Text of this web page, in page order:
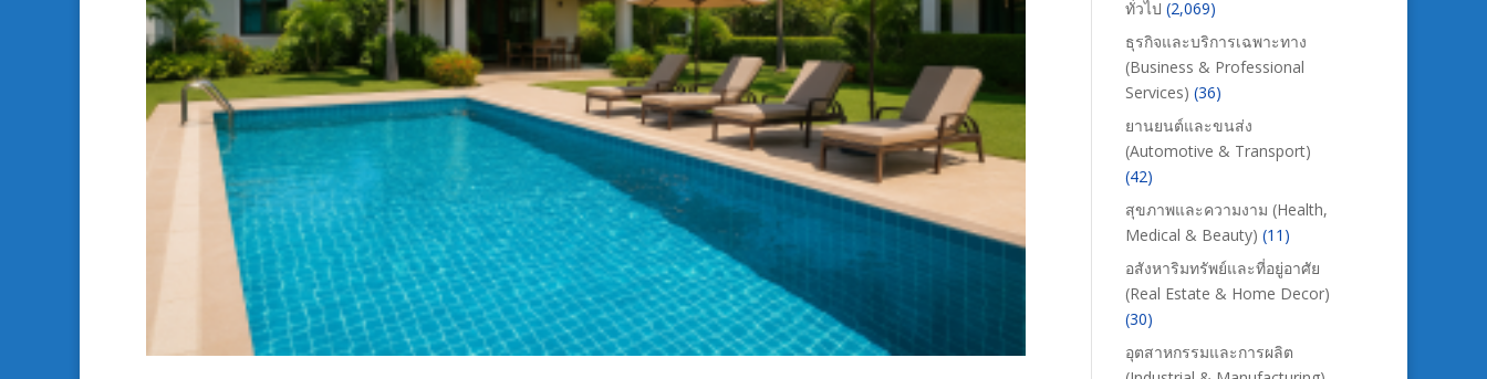
ทั่วไป (2,069)
ธุรกิจและบริการเฉพาะทาง
(Business & Professional
Services) (36)
ยานยนต์และขนส่ง
(Automotive & Transport)
(42)
สุขภาพและความงาม (Health,
Medical & Beauty) (11)
อสังหาริมทรัพย์และที่อยู่อาศัย
(Real Estate & Home Decor)
(30)
อุตสาหกรรมและการผลิต